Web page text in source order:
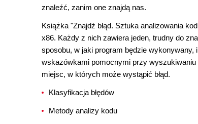
znaleźć, zanim one znajdą nas.
Książka "Znajdź błąd. Sztuka analizowania
x86. Każdy z nich zawiera jeden, trudny do
sposobu, w jaki program będzie wykonywany,
wskazówkami pomocnymi przy wyszukiwaniu
miejsc, w których może wystąpić błąd.
Klasyfikacja błędów
Metody analizy kodu